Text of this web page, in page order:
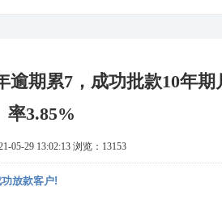
期累7，成功批款10年期
率3.85%
05-29 13:02:13 浏览：13153
放款客户!